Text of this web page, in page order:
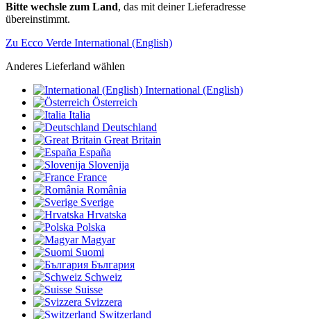
Bitte wechsle zum Land, das mit deiner Lieferadresse
übereinstimmt.
Zu Ecco Verde International (English)
Anderes Lieferland wählen
International (English)
Österreich
Italia
Deutschland
Great Britain
España
Slovenija
France
România
Sverige
Hrvatska
Polska
Magyar
Suomi
България
Schweiz
Suisse
Svizzera
Switzerland